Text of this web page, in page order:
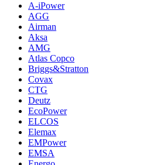
A-iPower
AGG
Airman
Aksa
AMG
Atlas Copco
Briggs&Stratton
Covax
CTG
Deutz
EcoPower
ELCOS
Elemax
EMPower
EMSA